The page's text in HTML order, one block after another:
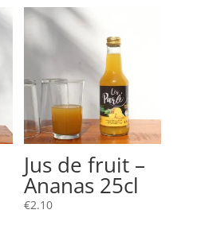
Jus de fruit –
Ananas 25cl
€2.10